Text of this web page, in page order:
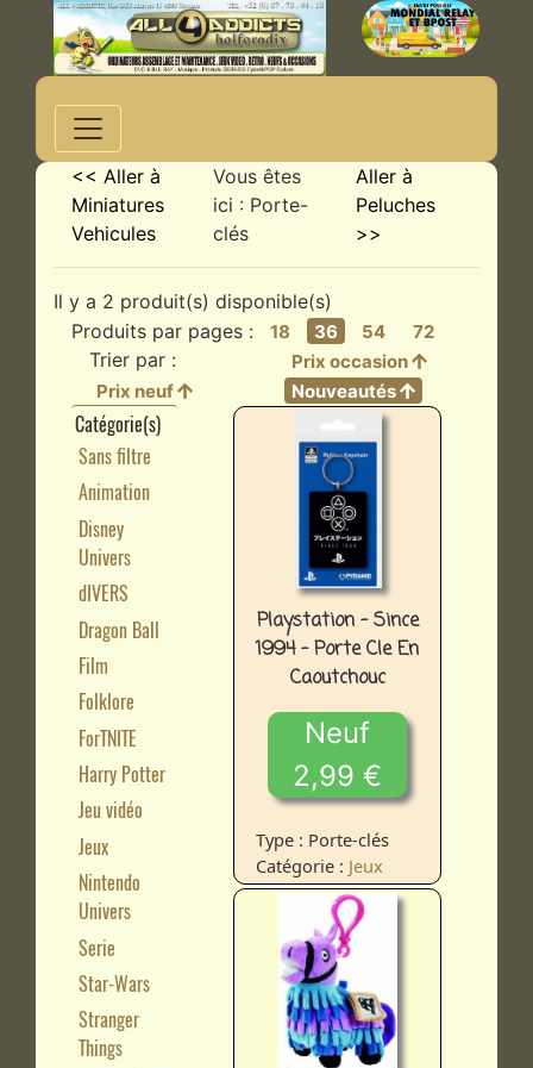
<< Aller à
Miniatures
Vehicules
Vous êtes
ici : Porte-
clés
Aller à
Peluches
>>
Il y a 2 produit(s) disponible(s)
Produits par pages :
18 36 54 72
Trier par :
Prix occasion
Prix neuf
Nouveautés
Catégorie(s)
Sans filtre
Animation
Disney
Univers
dIVERS
Dragon Ball
Film
Folklore
ForTNITE
Harry Potter
Jeu vidéo
Jeux
Nintendo
Univers
Serie
Star-Wars
Stranger
Things
Playstation - Since
1994 - Porte Cle En
Caoutchouc
Neuf
2,99 €
Type : Porte-clés
Catégorie : Jeux